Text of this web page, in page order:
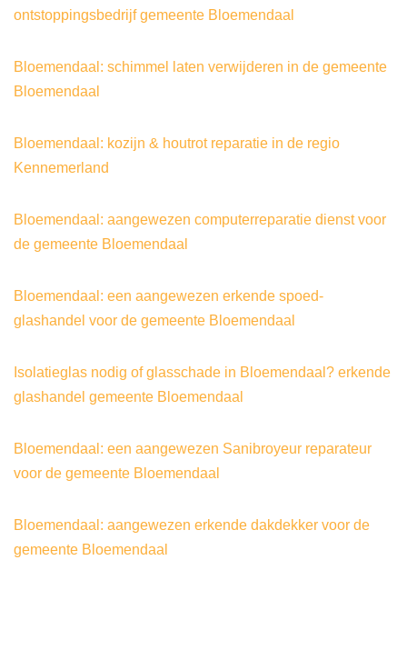
ontstoppingsbedrijf gemeente Bloemendaal
Bloemendaal: schimmel laten verwijderen in de gemeente
Bloemendaal
Bloemendaal: kozijn & houtrot reparatie in de regio
Kennemerland
Bloemendaal: aangewezen computerreparatie dienst voor
de gemeente Bloemendaal
Bloemendaal: een aangewezen erkende spoed-
glashandel voor de gemeente Bloemendaal
Isolatieglas nodig of glasschade in Bloemendaal? erkende
glashandel gemeente Bloemendaal
Bloemendaal: een aangewezen Sanibroyeur reparateur
voor de gemeente Bloemendaal
Bloemendaal: aangewezen erkende dakdekker voor de
gemeente Bloemendaal